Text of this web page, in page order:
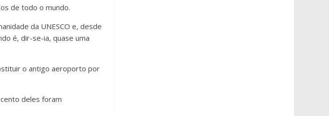
de todo o mundo.
da UNESCO e, desde
é, dir-se-ia, quase uma
o antigo aeroporto por
deles foram